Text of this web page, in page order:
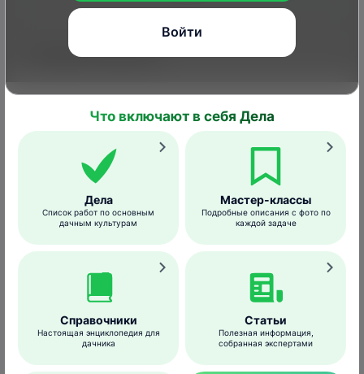
Совместимость
Смешивать препарат с другими
пестицидами в условиях ЛПХ не
рекомендуется.
Меры безопасности
При работе с Агролекарем необходимо
использовать марлевую повязку или
респиратор, защитные очки, резиновые
перчатки, головной убор и халат (фартук).
Запрещается:
принимать пищу, пить и курить во время
Войти
Что включают в себя Дела
Дела
Список работ по основным
дачным культурам
Мастер-классы
Подробные описания с фото по
каждой задаче
Справочники
Настоящая энциклопедия для
дачника
Статьи
Полезная информация,
собранная экспертами